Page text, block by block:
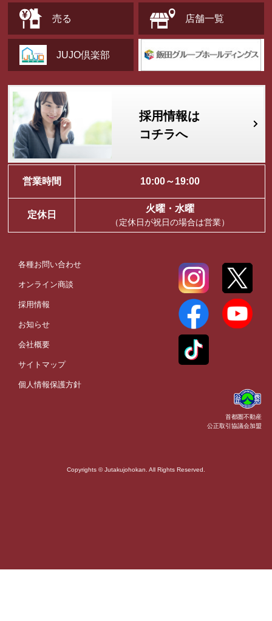
売る 店舗一覧
JUJO倶楽部
採用情報は
コチラへ
営業時間 10:00～19:00
定休日
火曜・水曜
（定休日が祝日の場合は営業）
各種お問い合わせ
オンライン商談
採用情報
お知らせ
会社概要
サイトマップ
個人情報保護方針
首都圏不動産
公正取引協議会加盟
Copyrights © Jutakujohokan. All Rights Reserved.